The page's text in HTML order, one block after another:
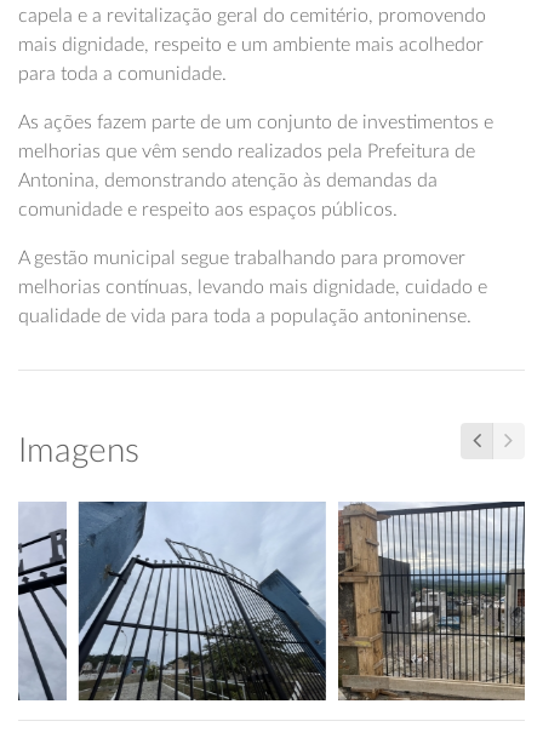
capela e a revitalização geral do cemitério, promovendo
mais dignidade, respeito e um ambiente mais acolhedor
para toda a comunidade.
As ações fazem parte de um conjunto de investimentos e
melhorias que vêm sendo realizados pela Prefeitura de
Antonina, demonstrando atenção às demandas da
comunidade e respeito aos espaços públicos.
A gestão municipal segue trabalhando para promover
melhorias contínuas, levando mais dignidade, cuidado e
qualidade de vida para toda a população antoninense.
Imagens